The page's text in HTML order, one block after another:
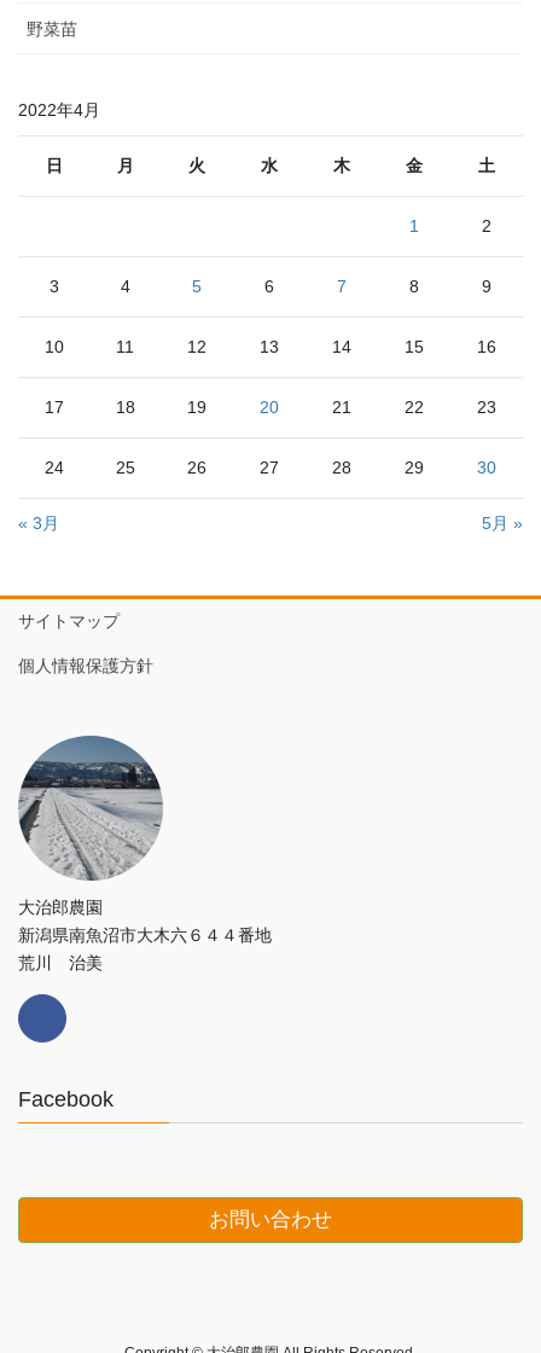
野菜苗
2022年4月
日 月 火 水 木 金 土
1 2
3 4 5 6 7 8 9
10 11 12 13 14 15 16
17 18 19 20 21 22 23
24 25 26 27 28 29 30
« 3月 5月 »
サイトマップ
個人情報保護方針
大治郎農園
新潟県南魚沼市大木六６４４番地
荒川 治美
Facebook
お問い合わせ